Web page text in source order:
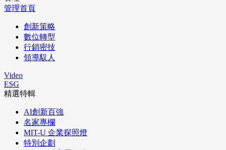
管理首頁
創新策略
數位轉型
行銷密技
領導馭人
Video
ESG
精選特輯
AI創新百強
名家專欄
MIT-U 企業探照燈
特別企劃